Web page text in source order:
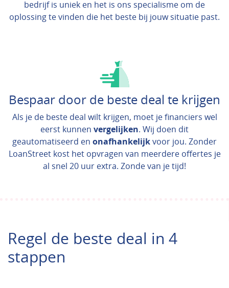
bedrijf is uniek en het is ons specialisme om de
oplossing te vinden die het beste bij jouw situatie past.
Bespaar door de beste deal te krijgen
Als je de beste deal wilt krijgen, moet je financiers wel
eerst kunnen vergelijken. Wij doen dit
geautomatiseerd en onafhankelijkvoor jou. Zonder
LoanStreet kost het opvragen van meerdere offertes je
al snel 20 uur extra. Zonde van je tijd!
Regel de beste deal in 4
stappen